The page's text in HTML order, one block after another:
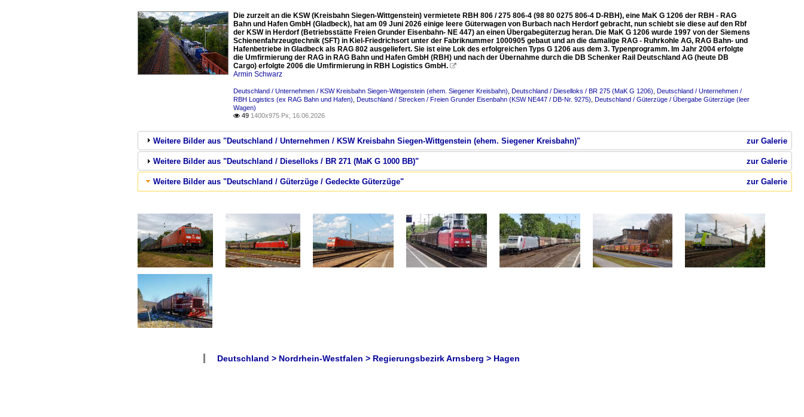
Die zurzeit an die KSW (Kreisbahn Siegen-Wittgenstein) vermietete RBH 806 / 275 806-4 (98 80 0275 806-4 D-RBH), eine MaK G 1206 der RBH - RAG
Bahn und Hafen GmbH (Gladbeck), hat am 09 Juni 2026 einige leere Güterwagen von Burbach nach Herdorf gebracht, nun schiebt sie diese auf den Rbf
der KSW in Herdorf (Betriebsstätte Freien Grunder Eisenbahn- NE 447) an einen Übergabegüterzug heran. Die MaK G 1206 wurde 1997 von der Siemens
Schienenfahrzeugtechnik (SFT) in Kiel-Friedrichsort unter der Fabriknummer 1000905 gebaut und an die damalige RAG - Ruhrkohle AG, RAG Bahn- und
Hafenbetriebe in Gladbeck als RAG 802 ausgeliefert. Sie ist eine Lok des erfolgreichen Typs G 1206 aus dem 3. Typenprogramm. Im Jahr 2004 erfolgte
die Umfirmierung der RAG in RAG Bahn und Hafen GmbH (RBH) und nach der Übernahme durch die DB Schenker Rail Deutschland AG (heute DB
Cargo) erfolgte 2006 die Umfirmierung in RBH Logistics GmbH. 
Armin Schwarz
Deutschland / Unternehmen / KSW Kreisbahn Siegen-Wittgenstein (ehem. Siegener Kreisbahn) Deutschland / Dieselloks / BR 275 (MaK G 1206) Deutschland / Unternehmen /
RBH Logistics (ex RAG Bahn und Hafen) Deutschland / Strecken / Freien Grunder Eisenbahn (KSW NE447 / DB-Nr. 9275) Deutschland / Güterzüge / Übergabe Güterzüge (leer
Wagen)
 49 1400x975 Px, 16.06.2026
zur Galerie
Weitere Bilder aus "Deutschland / Unternehmen / KSW Kreisbahn Siegen-Wittgenstein (ehem. Siegener Kreisbahn)"
zur Galerie
Weitere Bilder aus "Deutschland / Dieselloks / BR 271 (MaK G 1000 BB)"
zur Galerie
Weitere Bilder aus "Deutschland / Güterzüge / Gedeckte Güterzüge"
Deutschland > Nordrhein-Westfalen > Regierungsbezirk Arnsberg > Hagen